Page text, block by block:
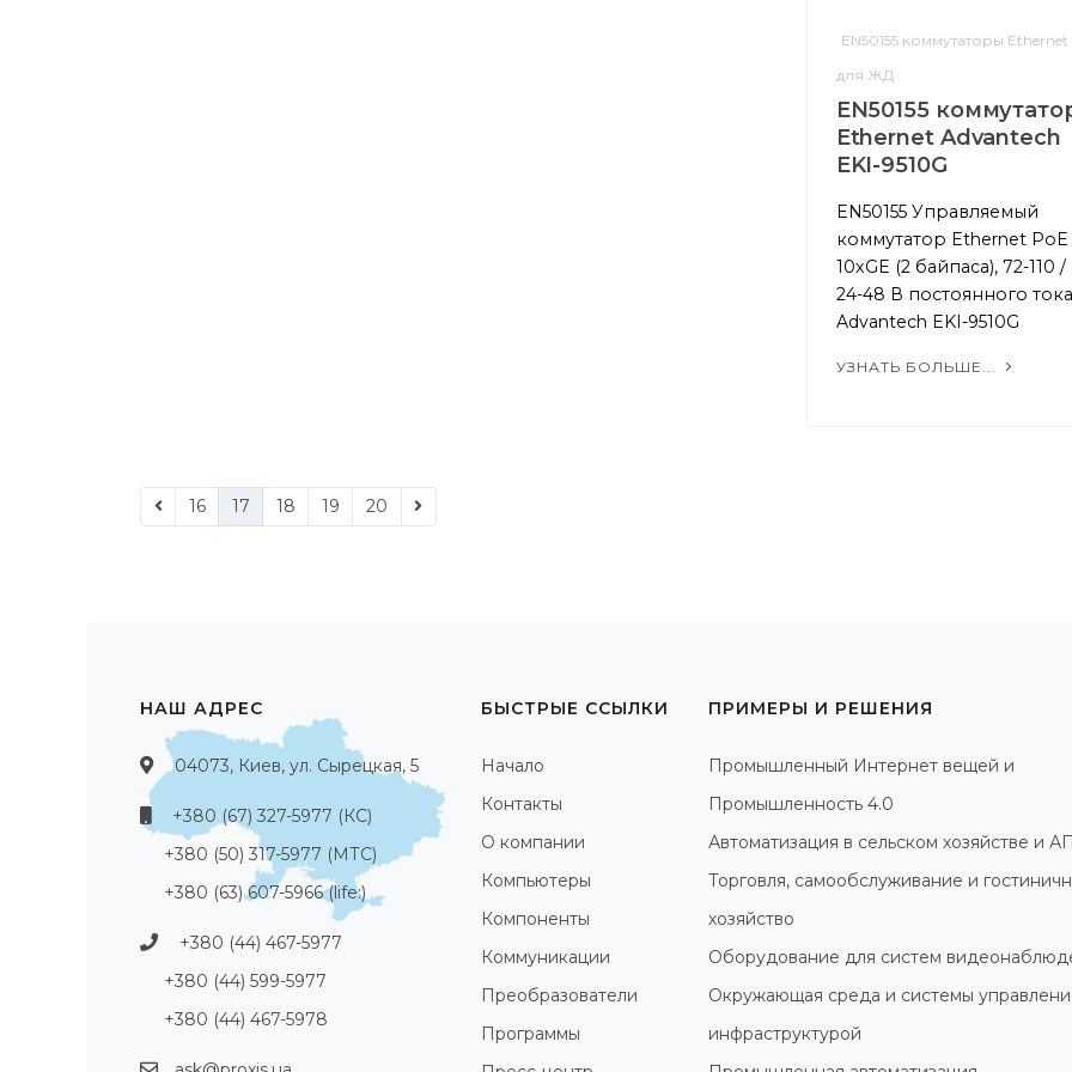
EN50155 коммутаторы Ethernet
для ЖД
EN50155
Ethernet Advantech
EKI-9510G
EN50155 Управляемый
коммутатор Ethernet PoE
10xGE (2 байпаса), 72-110 /
24-48 В постоянного тока
Advantech EKI-9510G
УЗНАТЬ БОЛЬШЕ...
16 17 18 19 20
НАШ АДРЕС
04073, Киев, ул. Сырецкая, 5
+380 (67) 327-5977 (КС)
+380 (50) 317-5977 (МТС)
+380 (63) 607-5966 (life:)
+380 (44) 467-5977
+380 (44) 599-5977
+380 (44) 467-5978
БЫСТРЫЕ ССЫЛКИ
Начало
Контакты
О компании
Компьютеры
Компоненты
Коммуникации
Преобразователи
Программы
ПРИМЕРЫ И РЕШЕНИЯ
Промышленный Интернет вещей и
Промышленность 4.0
Автоматизация в сельском хозяйстве и
Торговля, самообслуживание и
хозяйство
Оборудование для систем
Окружающая среда и системы
инфраструктурой